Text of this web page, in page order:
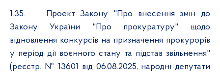
1.35.
Проект Закону "Про внесення змін до
Закону України "Про прокуратуру" щодо
відновлення конкурсів на призначення прокурорів
у період дії воєнного стану та підстав звільнення"
(реєстр. № 13601 від 06.08.2025, народні депутати